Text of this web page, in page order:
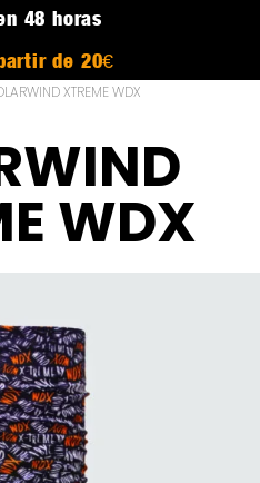
48 horas
de 20€
XTREME WDX
WDX